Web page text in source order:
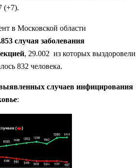
(+7).
в Московской области
случая заболевания
, 29.002 из которых выздоровели
832 человека.
случаев инфицирования
: